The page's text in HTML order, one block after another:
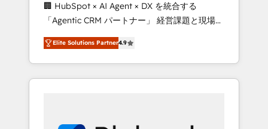
data integrity. ➤ Implementation: Configure
HubSpot to run your revenue process. Sales,
marketing, and service wired together. ➤ AI
and Integrations: Layer Breeze AI, custom
agents, and APIs to remove manual work. ➤
Ongoing Management: Monthly tune-ups,
portal? We are built for the work.
🏢 HubSpot × AI Agent × DX を統合する
「Agentic CRM パートナー」 経営課題と現場業
務をつなぐAIネイティブ・エージェンシーとし
て、HubSpot Eliteの実装力で顧客フロント業務
を再設計します。 💡 100inc は何をする会社
か？ HubSpotを共通基盤に、AIエージェントを
Elite Solutions Partner4.9